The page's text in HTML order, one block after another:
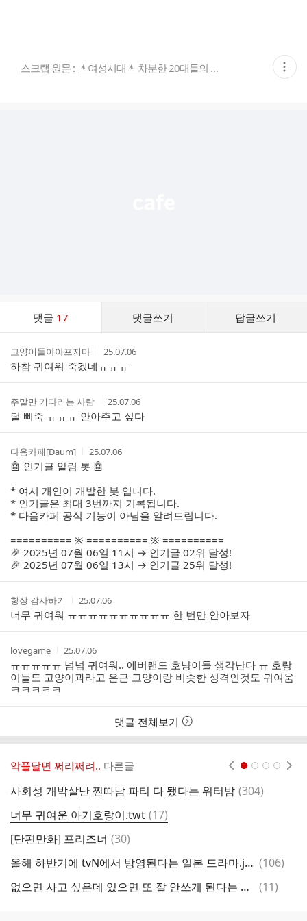
스크랩 원문 : ＊여성시대＊ 차분한 20대들의 알흠다운 공간 현
재
댓글 17 댓글쓰기 답글쓰기
스
작
성
자
고양이들아아프지마
작
시
간
25.07.06
하참 귀여워 죽겠네ㅠㅠㅠ
작
성
자
주말만 기다리는 사람
작
성
시
간
25.07.06
털 삐죽 ㅠㅠㅠ 안아주고 싶다
작
성
자
다음카페[Daum]
작
성
시
간
25.07.06
🤖 인기글 알림 봇 🤖
* 여시 개인이 개발한 봇 입니다.
* 인기글은 최대 3번까지 기록됩니다.
* 다음카페 공식 기능이 아님을 알려드립니다.
========== ※ ========== ※ ==========
🎉 2025년 07월 06일 11시 → 인기글 02위 달성!
🎉 2025년 07월 06일 13시 → 인기글 25위 달성!
작
성
자
항상 감사하기
작
시
간
25.07.06
너무 귀여워 ㅠㅠㅠㅠㅠㅠㅠㅠㅠㅠ 한 번만 안아보자
작
자
lovegame
작
성
시
간
25.07.06
ㅠㅠㅠㅠㅠ 넘넘 귀여워.. 에버랜드 호냥이들 생각난다 ㅠ 호랑
이들도 고양이과라고 은근 고양이랑 비슷한 성격인것도 귀여움
ㅋㅋㅋㅋㅋ
댓글 전체보기
악플달면 쩌리쩌려.. 다른글
사회성 개박살난 찐따남 파티 다 됐다는 워터밤 댓
(304)
너무 귀여운 아기호랑이.twt 댓
글
(17)
[단편만화] 프리즈너 댓
(30)
올해 하반기에 tvN에서 방영된다는 일본 드라마.jpg 댓
(106)
없으면 사고 싶은데 있으면 또 잘 안쓰게 된다는 전자기기 갑...jpg
댓
(11)